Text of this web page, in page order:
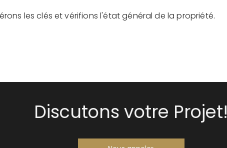
les clés et vérifions l'état général de la propriété.
Discutons votre Projet!